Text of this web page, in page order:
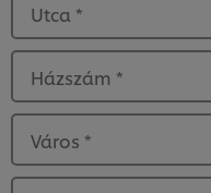
Utca *
Házszám *
Város *